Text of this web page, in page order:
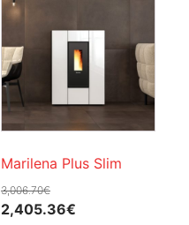
Marilena Plus Slim
3,006.70€
Izvorna
2,405.36€